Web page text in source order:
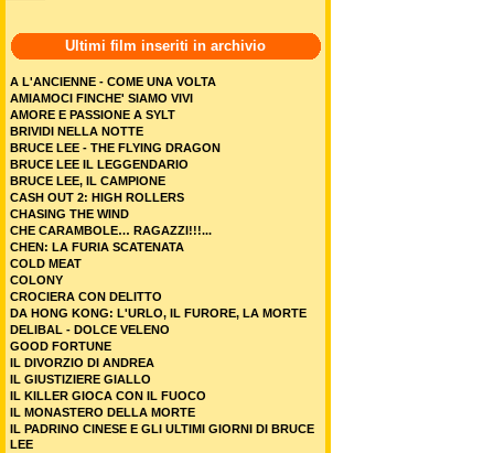
Ultimi film inseriti in archivio
A L'ANCIENNE - COME UNA VOLTA
AMIAMOCI FINCHE' SIAMO VIVI
AMORE E PASSIONE A SYLT
BRIVIDI NELLA NOTTE
BRUCE LEE - THE FLYING DRAGON
BRUCE LEE IL LEGGENDARIO
BRUCE LEE, IL CAMPIONE
CASH OUT 2: HIGH ROLLERS
CHASING THE WIND
CHE CARAMBOLE… RAGAZZI!!!...
CHEN: LA FURIA SCATENATA
COLD MEAT
COLONY
CROCIERA CON DELITTO
DA HONG KONG: L'URLO, IL FURORE, LA MORTE
DELIBAL - DOLCE VELENO
GOOD FORTUNE
IL DIVORZIO DI ANDREA
IL GIUSTIZIERE GIALLO
IL KILLER GIOCA CON IL FUOCO
IL MONASTERO DELLA MORTE
IL PADRINO CINESE E GLI ULTIMI GIORNI DI BRUCE
LEE